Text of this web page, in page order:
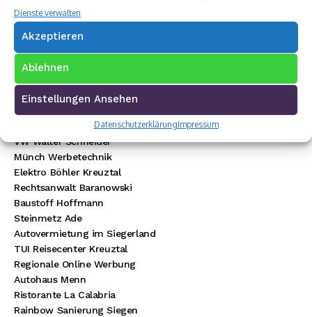
Dienste verwalten
Akzeptieren
Ablehnen
Einstellungen Ansehen
DatenschutzerklärungImpressum
Premium Werbepartner:
VW Walter Schneider
Münch Werbetechnik
Elektro Böhler Kreuztal
Rechtsanwalt Baranowski
Baustoff Hoffmann
Steinmetz Ade
Autovermietung im Siegerland
TUI Reisecenter Kreuztal
Regionale Online Werbung
Autohaus Menn
Ristorante La Calabria
Rainbow Sanierung Siegen